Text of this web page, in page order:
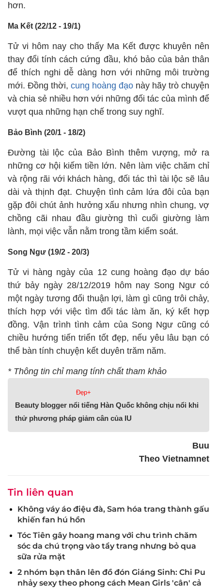
hơn.
Ma Kết (22/12 - 19/1)
Tử vi hôm nay cho thấy Ma Kết được khuyên nên
thay đổi tính cách cứng đầu, khó bảo của bản thân
để thích nghi dễ dàng hơn với những môi trường
mới. Đồng thời, cung hoàng đạo này hãy trò chuyện
và chia sẻ nhiều hơn với những đối tác của mình để
vượt qua những hạn chế trong suy nghĩ.
Bảo Bình (20/1 - 18/2)
Đường tài lộc của Bảo Bình thêm vượng, mở ra
những cơ hội kiếm tiền lớn. Nên làm việc chăm chỉ
và rộng rãi với khách hàng, đối tác thì tài lộc sẽ lâu
dài và thịnh đạt. Chuyện tình cảm lứa đôi của bạn
gặp đôi chút ảnh hưởng xấu nhưng nhìn chung, vợ
chồng cãi nhau đầu giường thì cuối giường làm
lành, mọi việc vẫn nằm trong tầm kiểm soát.
Song Ngư (19/2 - 20/3)
Tử vi hàng ngày của 12 cung hoàng đạo dự báo
thứ bảy ngày 28/12/2019 hôm nay Song Ngư có
một ngày tương đối thuận lợi, làm gì cũng trôi chảy,
thích hợp với việc tìm đối tác làm ăn, ký kết hợp
đồng. Vận trình tình cảm của Song Ngư cũng có
chiều hướng tiến triển tốt đẹp, nếu yêu lâu bạn có
thể bàn tính chuyện kết duyên trăm năm.
* Thông tin chỉ mang tính chất tham khảo
Đẹp+
Beauty blogger nổi tiếng Hàn Quốc không chịu nổi khi
thử phương pháp giảm cân của IU
Buu
Theo Vietnamnet
Tin liên quan
Không váy áo điệu đà, Sam hóa trang thành gấu
khiến fan hú hồn
Tóc Tiên gây hoang mang với chu trình chăm
sóc da chú trọng vào tẩy trang nhưng bỏ qua
sữa rửa mặt
2 nhóm bạn thân lên đồ đón Giáng Sinh: Chi Pu
nhảy sexy theo phong cách Mean Girls 'cân' cả